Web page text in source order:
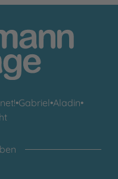
•Gabriel•Aladin•